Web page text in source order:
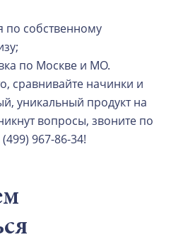
по собственному
по Москве и МО.
сравнивайте начинки и
уникальный продукт на
вопросы, звоните по
967-86-34!